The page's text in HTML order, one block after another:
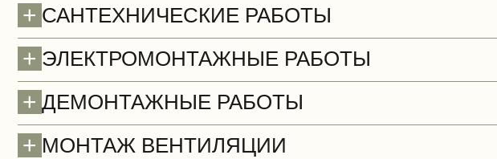
+ САНТЕХНИЧЕСКИЕ РАБОТЫ
+ ЭЛЕКТРОМОНТАЖНЫЕ РАБОТЫ
+ ДЕМОНТАЖНЫЕ РАБОТЫ
Полы (демонтаж)
+ МОНТАЖ ВЕНТИЛЯЦИИ